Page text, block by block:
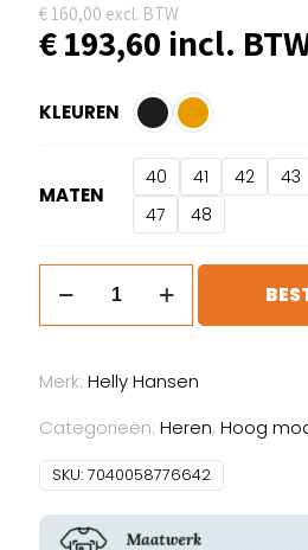
€ 160,00 excl. BTW
€193,60 incl.
KLEUREN
MATEN
40 41 42 43
47
48
Hansen
Kensington
Mid
S3L
aantal
Merk: Helly Hansen
Categorieën: Heren, Hoog
SKU: 7040058776642